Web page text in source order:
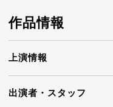
作品情報
上演情報
出演者・ スタッフ